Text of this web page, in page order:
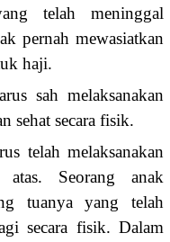
telah meninggal
pernah mewasiatkan
haji.
sah melaksanakan
sehat secara fisik.
telah melaksanakan
Seorang anak
tuanya yang telah
secara fisik. Dalam